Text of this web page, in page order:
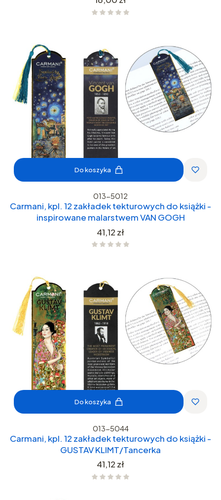
Do koszyka
013-5012
Carmani, kpl. 12 zakładek tekturowych do książki -
inspirowane malarstwem VAN GOGH
Cena
41,12 zł
Do koszyka
013-5044
Carmani, kpl. 12 zakładek tekturowych do książki -
GUSTAV KLIMT/Tancerka
Cena
41,12 zł